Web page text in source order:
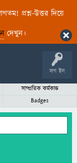
প্রশ্ন-উত্তর দিয়ে
দেখুন।
লগ ইন
সাম্প্রতিক কর্মকান্ড
Badges